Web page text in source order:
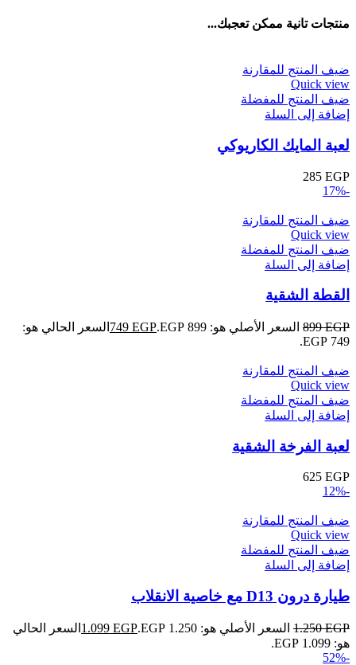
منتجات تانية ممكن تعجبك...
ضيف المنتج للمقارنة
Quick view
ضيف المنتج للمفضلة
إضافة إلى السلة
لعبة المايك الكاريوكي
285 EGP
-17%
ضيف المنتج للمقارنة
Quick view
ضيف المنتج للمفضلة
إضافة إلى السلة
القطة الشقية
899EGP السعر الأصلي هو: 899 EGP. 749 EGP
السعر الحالي هو:
749 EGP.
ضيف المنتج للمقارنة
Quick view
ضيف المنتج للمفضلة
إضافة إلى السلة
لعبة الفرخة الشقية
625 EGP
-12%
ضيف المنتج للمقارنة
Quick view
ضيف المنتج للمفضلة
إضافة إلى السلة
طيارة درون D13 مع خاصية الانقلاب
1.250EGP السعر الأصلي هو: 1.250 EGP. 1.099 EGP
السعر الحالي
هو: 1.099 EGP.
-52%